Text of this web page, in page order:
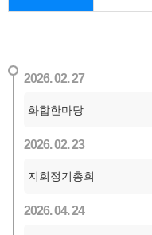
2026. 02. 27
화합한마당
2026. 02. 23
지회정기총회
2026. 04. 24